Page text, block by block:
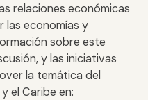
relaciones económicas
las economías y
sobre este
y las iniciativas
la temática del
el Caribe en: